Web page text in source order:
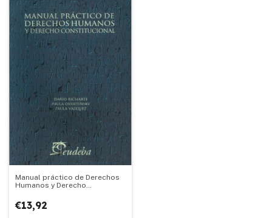
Manual práctico de Derechos
Humanos y Derecho
€13,92